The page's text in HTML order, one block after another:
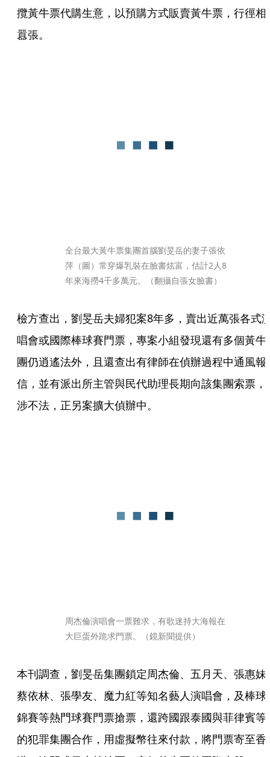
攬黃牛票代購生意，以預購方式販賣黃牛票，行徑相
囂張。
全台最大黃牛票集團首腦劉旻岳的妻子張依
萍（圖）常穿爆乳裝在臉書炫富，估計2人8
年來海撈4千多萬元。（翻攝自張女臉書）
檢方查出，劉旻岳夫婦犯案8年多，賣出近萬張各式
唱會或國際棒球賽門票，專案小組發現還有多個黃牛
團仍逍遙法外，且還查出有律師在偵辦過程中通風報
信，並有派出所主管與民代助理長期向該集團索票，
涉不法，正另案擴大偵辦中。
周杰倫演唱會一票難求，有歌迷持大海報在
大巨蛋外跪求門票。（鏡新聞提供）
本刊調查，劉旻岳集團鎖定周杰倫、五月天、張惠妹
蔡依林、張學友、魔力紅等知名藝人演唱會，及棒球
錦賽等熱門球賽門票搶票，還跨國跟泰國與菲律賓等
的犯罪集團合作，用虛擬幣往來付款，將門票寄至香